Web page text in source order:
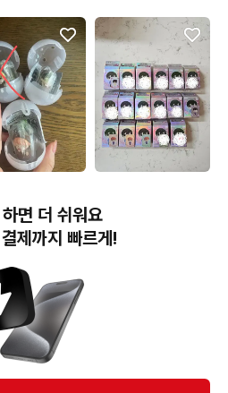
교호스트부 가챠 쿄
루
럽 쌀알 피규어 새상품
타 법적고지
의 당사자가 아닙니다. 전자상거래 등에서의
장터㈜의 약관에 따라 상품, 상품정보, 거래에 관한 책임은
적으로 회원간 거래에 대하여 책임을 지지 않습니다.
한 책임은 번개장터㈜에게 귀속합니다.
면 더 쉬워요
제까지 빠르게!